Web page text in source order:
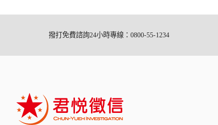
撥打免費諮詢24小時專線：0800-55-1234